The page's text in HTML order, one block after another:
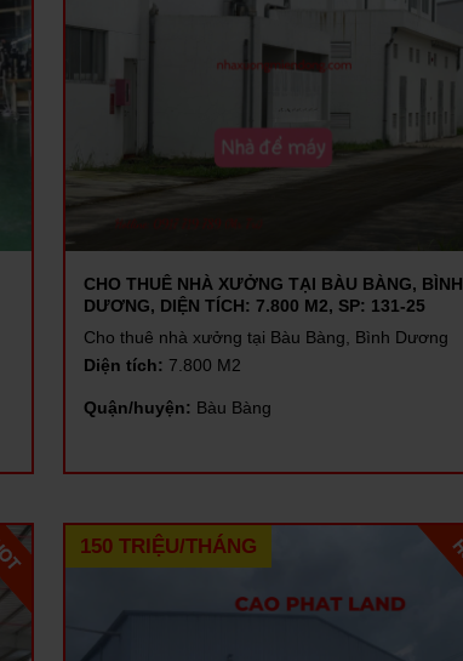
CHO THUÊ NHÀ XƯỞNG TẠI BÀU BÀNG, BÌNH
DƯƠNG, DIỆN TÍCH: 7.800 M2, SP: 131-25
Cho thuê nhà xưởng tại Bàu Bàng, Bình Dương
Diện tích: 7.800 M2
Quận/huyện: Bàu Bàng
150 TRIỆU/THÁNG